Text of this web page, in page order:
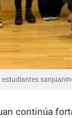
estudiantes
continúa